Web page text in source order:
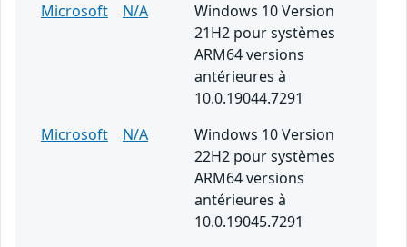
Microsoft
N/A
Windows 10 Version
21H2 pour systèmes
ARM64 versions
antérieures à
10.0.19044.7291
Microsoft
N/A
Windows 10 Version
22H2 pour systèmes
ARM64 versions
antérieures à
10.0.19045.7291